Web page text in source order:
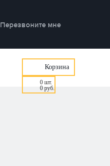
Перезвоните мне
Корзина
0 шт.
0 руб.